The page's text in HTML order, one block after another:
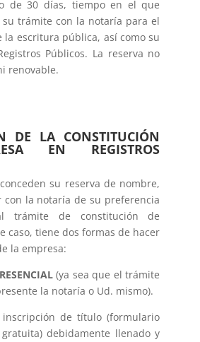
de 30 días, tiempo en el que
trámite con la notaría para el
la escritura pública, así como su
Públicos. La reserva no
renovable.
DE LA CONSTITUCIÓN
EN REGISTROS
su reserva de nombre,
con la notaría de su preferencia
trámite de constitución de
caso, tiene dos formas de hacer
la empresa:
(ya sea que el trámite
la notaría o Ud. mismo).
de título (formulario
debidamente llenado y